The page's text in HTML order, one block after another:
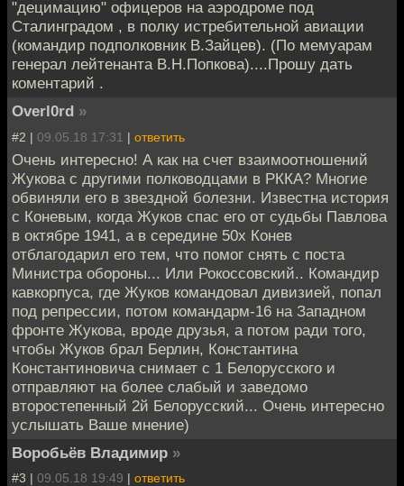
"децимацию" офицеров на аэродроме под
Сталинградом , в полку истребительной авиации
(командир подполковник В.Зайцев). (По мемуарам
генерал лейтенанта В.Н.Попкова)....Прошу дать
коментарий .
Overl0rd »
#2 | 09.05.18 17:31 | ответить
Очень интересно! А как на счет взаимоотношений
Жукова с другими полководцами в РККА? Многие
обвиняли его в звездной болезни. Известна история
с Коневым, когда Жуков спас его от судьбы Павлова
в октябре 1941, а в середине 50х Конев
отблагодарил его тем, что помог снять с поста
Министра обороны... Или Рокоссовский.. Командир
кавкорпуса, где Жуков командовал дивизией, попал
под репрессии, потом командарм-16 на Западном
фронте Жукова, вроде друзья, а потом ради того,
чтобы Жуков брал Берлин, Константина
Константиновича снимает с 1 Белорусского и
отправляют на более слабый и заведомо
второстепенный 2й Белорусский... Очень интересно
услышать Ваше мнение)
Воробьёв Владимир »
#3 | 09.05.18 19:49 | ответить